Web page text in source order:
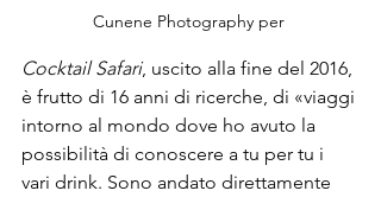
Cunene Photography per
Cocktail Safari, uscito alla fine del 2016,
è frutto di 16 anni di ricerche, di «viaggi
intorno al mondo dove ho avuto la
possibilità di conoscere a tu per tu i
vari drink. Sono andato direttamente